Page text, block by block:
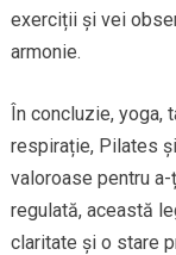
exerciții și vei
armonie.
În concluzie, yoga,
respirație, Pilates
valoroase pentru
regulată, această
claritate și o stare